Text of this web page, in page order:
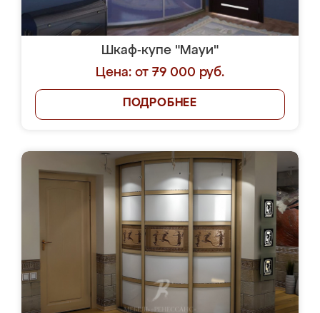
Шкаф-купе "Мауи"
Цена: от 79 000 руб.
ПОДРОБНЕЕ